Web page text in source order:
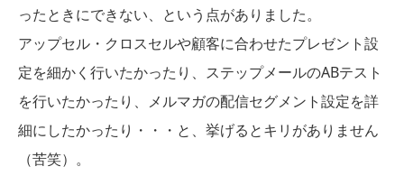
ったときにできない、という点がありました。
アップセル・クロスセルや顧客に合わせたプレゼント設
定を細かく行いたかったり、ステップメールのABテスト
を行いたかったり、メルマガの配信セグメント設定を詳
細にしたかったり・・・と、挙げるとキリがありません
（苦笑）。